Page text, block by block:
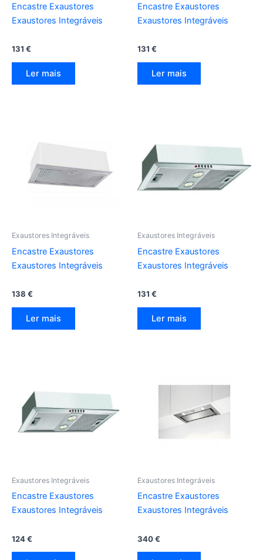
Encastre Exaustores
Exaustores Integráveis
131 €
Ler mais
Encastre Exaustores
Exaustores Integráveis
131 €
Ler mais
Exaustores Integráveis
Encastre Exaustores
Exaustores Integráveis
138 €
Ler mais
Exaustores Integráveis
Encastre Exaustores
Exaustores Integráveis
131 €
Ler mais
Exaustores Integráveis
Encastre Exaustores
Exaustores Integráveis
124€
Exaustores Integráveis
Encastre Exaustores
Exaustores Integráveis
340€